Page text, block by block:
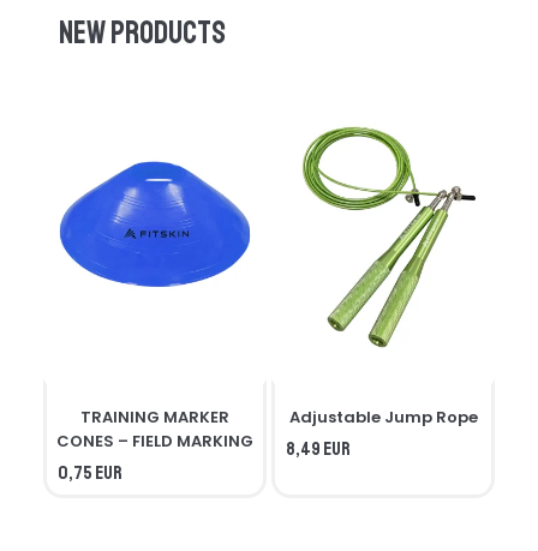
New products
TRAINING MARKER
CONES – FIELD MARKING
0,75 EUR
Adjustable Jump Rope
8,49 EUR